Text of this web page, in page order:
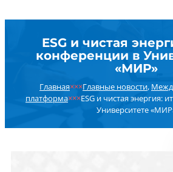
СТУДЕНТУ
ДОПОБРАЗОВАНИЕ
ОБ УНИВЕРСИТЕТЕ
НОВОСТИ
ESG и чистая
конференции в
«МИР»
Главная×××Главные новости,
платформа×××ESG и чистая энергия:
Университете